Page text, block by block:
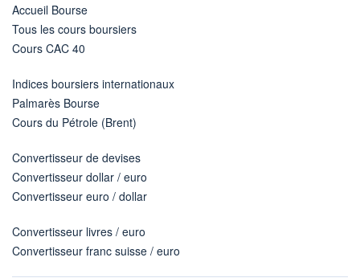
Accueil Bourse
Tous les cours boursiers
Cours CAC 40
Indices boursiers internationaux
Palmarès Bourse
Cours du Pétrole (Brent)
Convertisseur de devises
Convertisseur dollar / euro
Convertisseur euro / dollar
Convertisseur livres / euro
Convertisseur franc suisse / euro